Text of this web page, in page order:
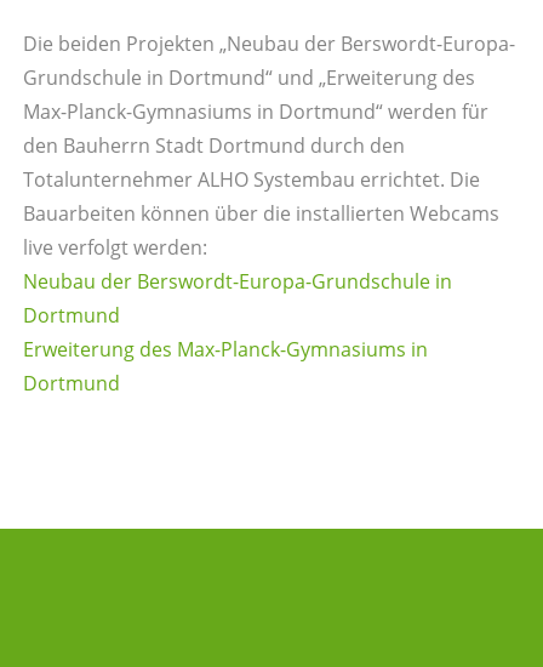
Die beiden Projekten „Neubau der Berswordt-Europa-
Grundschule in Dortmund“ und „Erweiterung des
Max-Planck-Gymnasiums in Dortmund“ werden für
den Bauherrn Stadt Dortmund durch den
Totalunternehmer ALHO Systembau errichtet. Die
Bauarbeiten können über die installierten Webcams
live verfolgt werden:
Neubau der Berswordt-Europa-Grundschule in
Dortmund
Erweiterung des Max-Planck-Gymnasiums in
Dortmund